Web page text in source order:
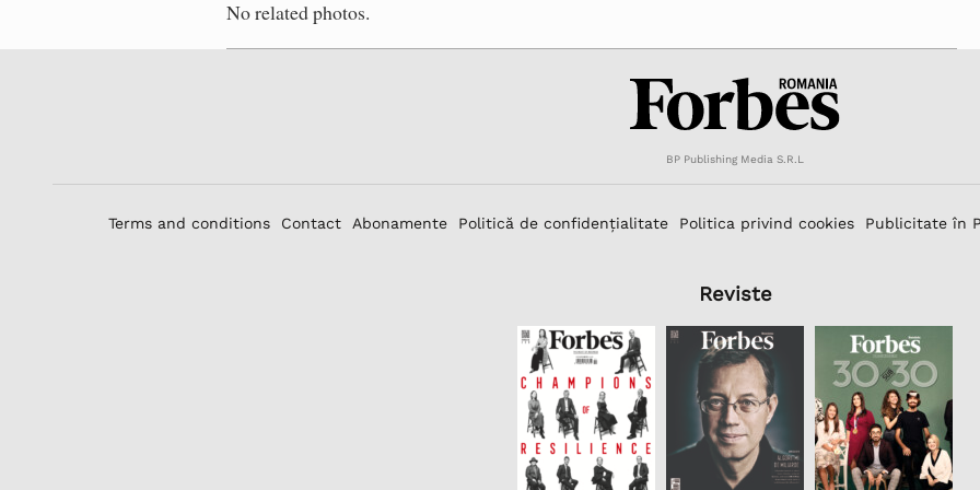
No related photos.
BP Publishing Media S.R.L
Terms and conditions Contact Abonamente Politică de confidențialitate Politica privind cookies Publicitate în
Reviste